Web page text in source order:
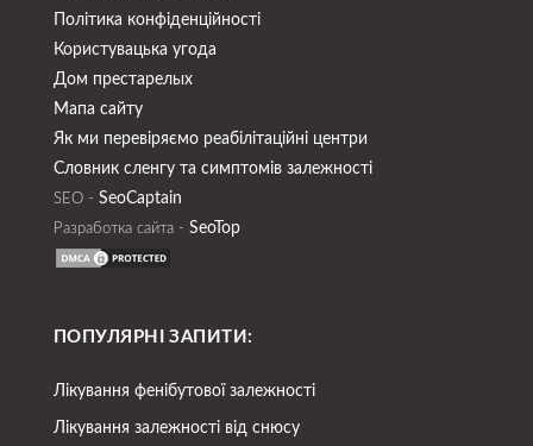
Політика конфіденційності
Користувацька угода
Дом престарелых
Мапа сайту
Як ми перевіряємо реабілітаційні центри
Словник сленгу та симптомів залежності
SEO - SeoСaptain
Разработка сайта - SeoTop
ПОПУЛЯРНІ ЗАПИТИ:
Лікування фенібутової залежності
Лікування залежності від снюсу